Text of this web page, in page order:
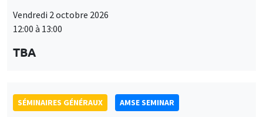
Vendredi 2 octobre 2026
12:00 à 13:00
TBA
SÉMINAIRES GÉNÉRAUX
AMSE SEMINAR